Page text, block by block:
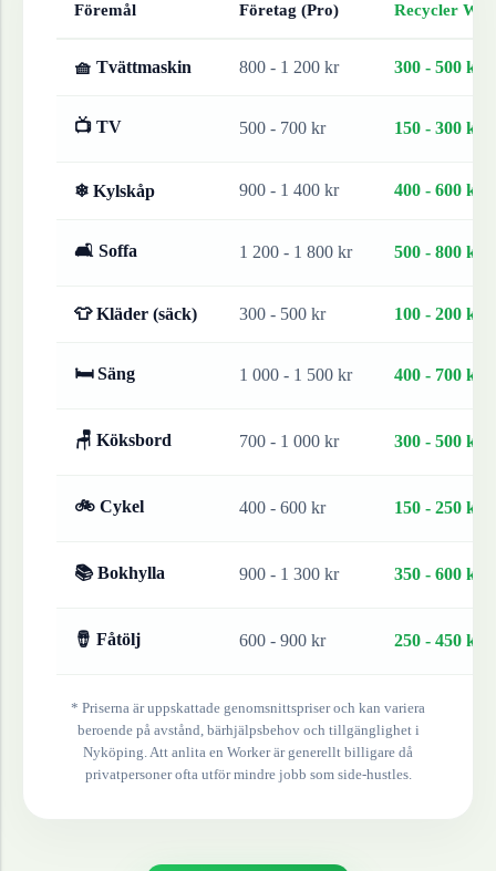
Föremål Företag (Pro) Recycler
🧺 Tvättmaskin 800 - 1 200 kr 300 - 500 kr
📺 TV 500 - 700 kr 150 - 300 kr
❄ Kylskåp 900 - 1 400 kr 400 - 600 kr
🛋 Soffa 1 200 - 1 800 kr 500 - 800 kr
👕 Kläder (säck) 300 - 500 kr 100 - 200 kr
🛏 Säng 1 000 - 1 500 kr 400 - 700 kr
🪑 Köksbord 700 - 1 000 kr 300 - 500 kr
🚲 Cykel 400 - 600 kr 150 - 250 kr
📚 Bokhylla 900 - 1 300 kr 350 - 600 kr
🪘 Fåtölj 600 - 900 kr 250 - 450 kr
* Priserna är uppskattade genomsnittspriser och kan variera
beroende på avstånd, bärhjälpsbehov och tillgänglighet i
Nyköping. Att anlita en Worker är generellt billigare då
privatpersoner ofta utför mindre jobb som side-hustles.